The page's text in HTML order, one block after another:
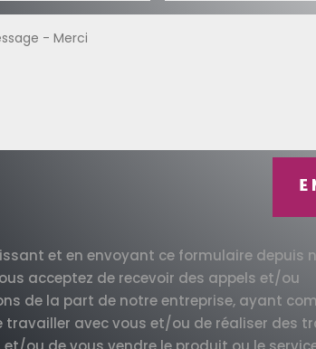
et en envoyant ce formulaire depuis
acceptez de recevoir des appels et/ou
de la part de notre entreprise, ayant
travailler avec vous et/ou de réaliser des